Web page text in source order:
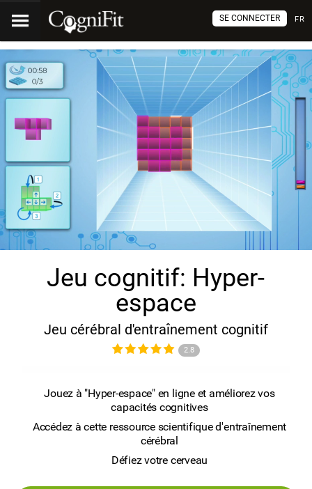
FR
SE CONNECTER
Jeu cognitif: Hyper-
espace
Jeu cérébral d'entraînement cognitif
2.8
Jouez à "Hyper-espace" en ligne et améliorez vos
capacités cognitives
Accédez à cette ressource scientifique d'entraînement
cérébral
Défiez votre cerveau